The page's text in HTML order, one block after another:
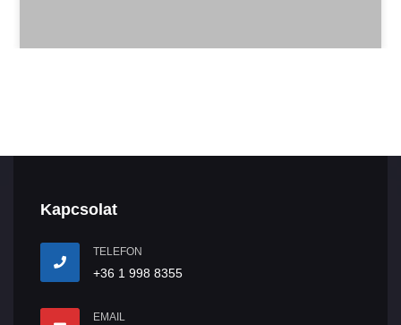
Kapcsolat
TELEFON
+36 1 998 8355
EMAIL